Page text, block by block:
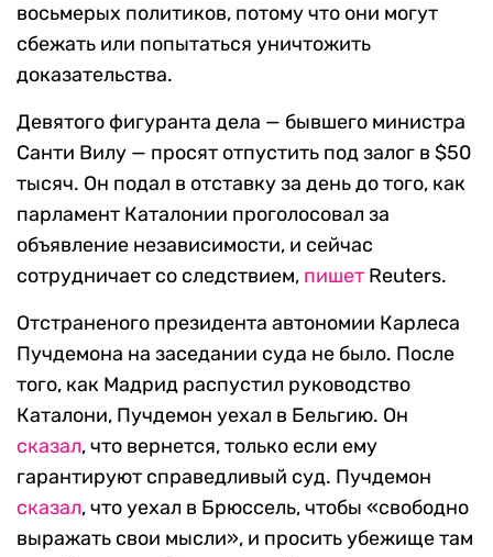
восьмерых политиков, потому что они могут
сбежать или попытаться уничтожить
доказательства.
Девятого фигуранта дела — бывшего министра
Санти Вилу — просят отпустить под залог в $50
тысяч. Он подал в отставку за день до того, как
парламент Каталонии проголосовал за
объявление независимости, и сейчас
сотрудничает со следствием, пишет Reuters.
Отстраненого президента автономии Карлеса
Пучдемона на заседании суда не было. После
того, как Мадрид распустил руководство
Каталони, Пучдемон уехал в Бельгию. Он
сказал, что вернется, только если ему
гарантируют справедливый суд. Пучдемон
сказал, что уехал в Брюссель, чтобы «свободно
выражать свои мысли», и просить убежище там